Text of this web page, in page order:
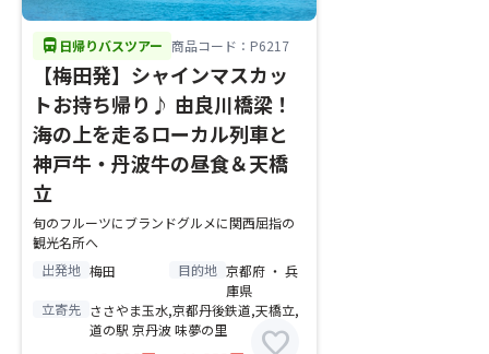
directions_bus 日帰りバスツアー 商品コード：P6217
【梅田発】シャインマスカッ
トお持ち帰り♪ 由良川橋梁！
海の上を走るローカル列車と
神戸牛・丹波牛の昼食＆天橋
立
旬のフルーツにブランドグルメに関西屈指の
観光名所へ
出発地 梅田 目的地 京都府 ・ 兵
庫県
立寄先 ささやま玉水,京都丹後鉄道,天橋立,
道の駅 京丹波 味夢の里
favorite